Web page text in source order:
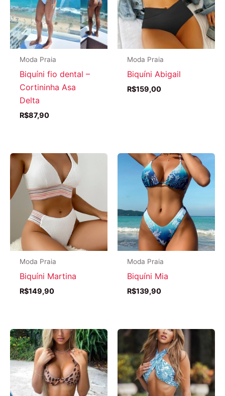
Moda Praia
Biquíni fio dental –
Cortininha Asa
Delta
R$87,90
Moda Praia
Biquíni Abigail
R$159,00
Moda Praia
Biquíni Martina
R$149,90
Moda Praia
Biquíni Mia
R$139,90